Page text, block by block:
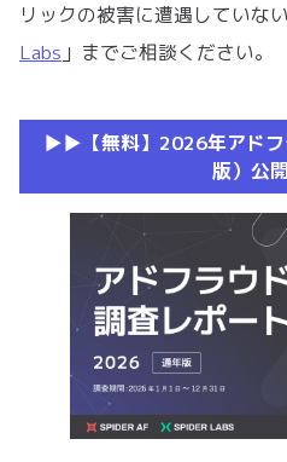
リックの被害に遭遇していな
Labs 」までご相談ください。
▶︎▶︎【無料】2026年アドフ
版）公